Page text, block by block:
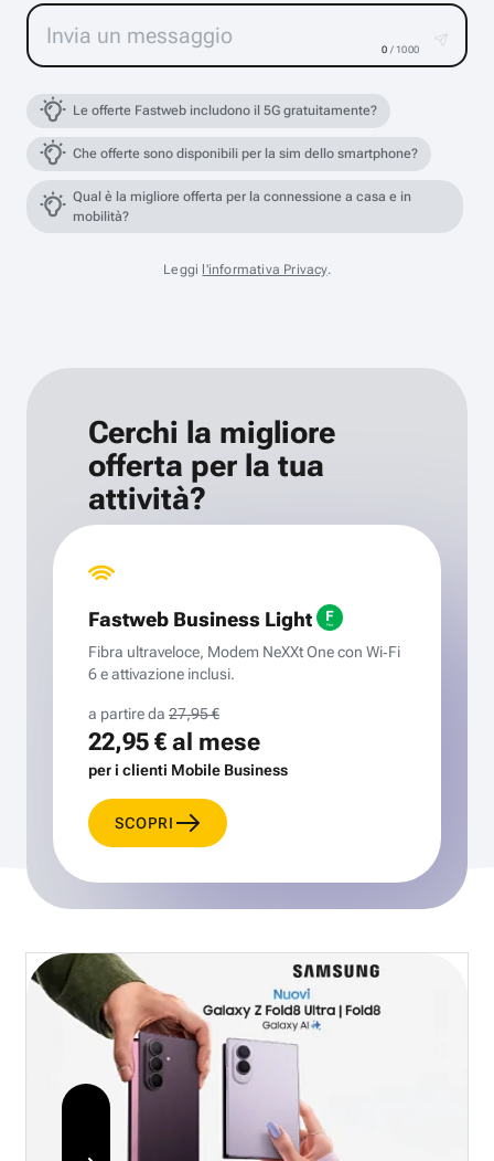
0 / 1000
Le offerte Fastweb includono il 5G gratuitamente?
Che offerte sono disponibili per la sim dello smartphone?
Qual è la migliore offerta per la connessione a casa e in
mobilità?
Leggi l'informativa Privacy.
Cerchi la migliore
offerta per la tua
attività?
Fastweb Business Light
Fibra ultraveloce, Modem NeXXt One con Wi‑Fi
6 e attivazione inclusi.
a partire da 27,95 €
22,95 €al mese
per i clienti Mobile Business
SCOPRI